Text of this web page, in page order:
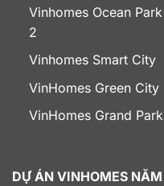
Vinhomes Ocean Park
2
Vinhomes Smart City
VinHomes Green City
VinHomes Grand Park
DỰ ÁN VINHOMES NĂM